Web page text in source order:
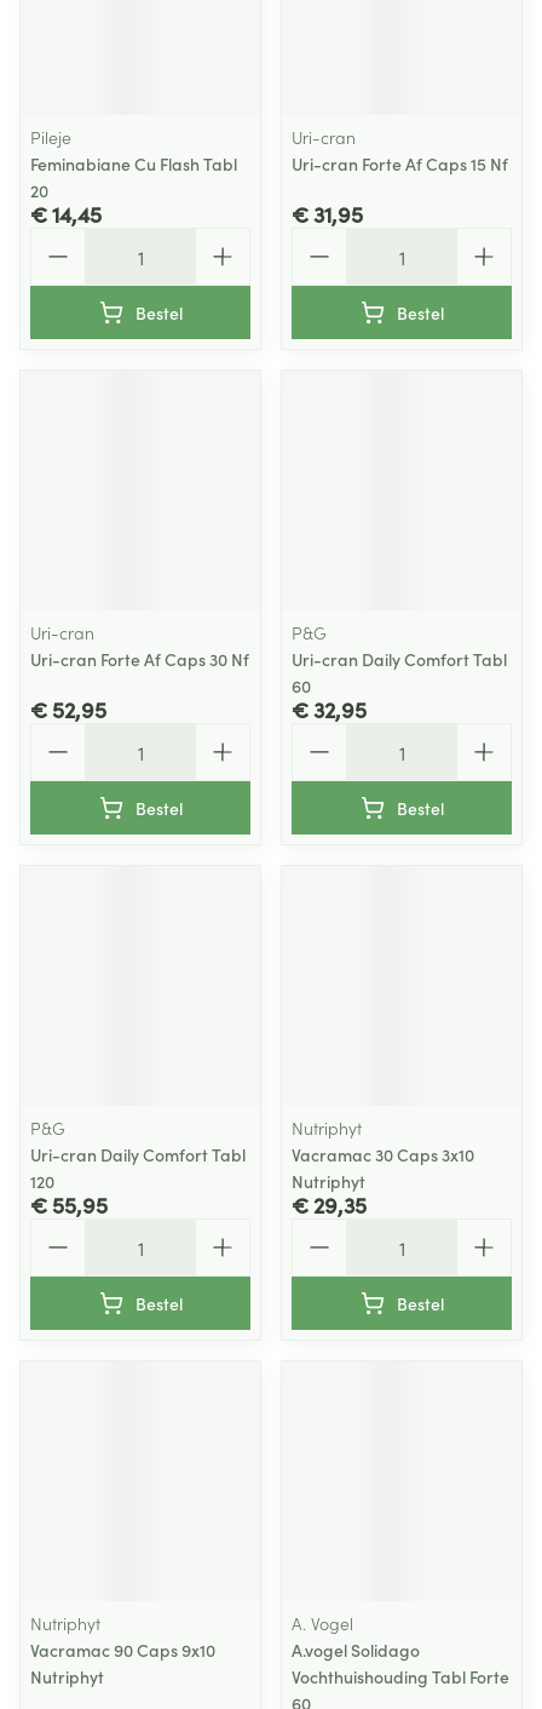
Pileje
Feminabiane Cu Flash Tabl
20
€ 14,45
Bestel
Uri-cran
Uri-cran Forte Af Caps 15 Nf
€ 31,95
Bestel
Uri-cran
Uri-cran Forte Af Caps 30 Nf
€ 52,95
Bestel
P&G
Uri-cran Daily Comfort Tabl
60
€ 32,95
Bestel
P&G
Uri-cran Daily Comfort Tabl
120
€ 55,95
Bestel
Nutriphyt
Vacramac 30 Caps 3x10
Nutriphyt
€ 29,35
Bestel
Nutriphyt
Vacramac 90 Caps 9x10
Nutriphyt
A. Vogel
A.vogel Solidago
Vochthuishouding Tabl Forte
60